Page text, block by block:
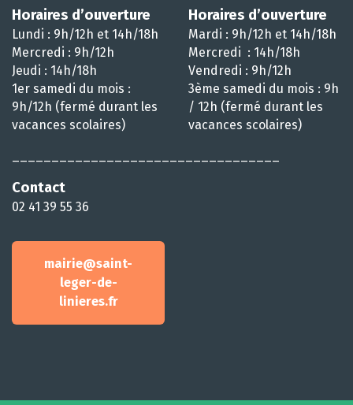
Horaires d’ouverture
Lundi : 9h/12h et 14h/18h
Mercredi : 9h/12h
Jeudi : 14h/18h
1er samedi du mois :
9h/12h (fermé durant les
vacances scolaires)
Contact
02 41 39 55 36
mairie@saint-
leger-de-
linieres.fr
Horaires d’ouverture
Mardi : 9h/12h et 14h/18h
Mercredi : 14h/18h
Vendredi : 9h/12h
3ème samedi du mois : 9h
/ 12h (fermé durant les
vacances scolaires)